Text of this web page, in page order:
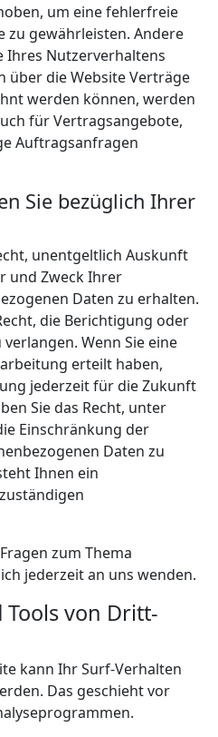
um eine fehlerfreie
zu gewährleisten. Andere
Ihres Nutzerverhaltens
über die Website Verträge
werden können, werden
für Vertragsangebote,
Auftragsanfragen
Sie bezüglich Ihrer
unentgeltlich Auskunft
und Zweck Ihrer
Daten zu erhalten.
die Berichtigung oder
Wenn Sie eine
erteilt haben,
jederzeit für die Zukunft
Sie das Recht, unter
Einschränkung der
Daten zu
Ihnen ein
zum Thema
jederzeit an uns wenden.
Tools von Dritt­
kann Ihr Surf-Verhalten
Das geschieht vor